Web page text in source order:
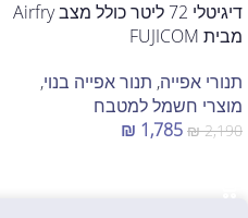
דיגיטלי 72 ליטר כולל מצב Airfry
מבית FUJICOM
תנורי אפייה, תנור אפייה בנוי,
מוצרי חשמל למטבח
₪2,190
₪ 1,785